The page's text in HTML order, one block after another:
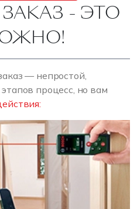
- ЭТО
— непростой,
процесс, но вам